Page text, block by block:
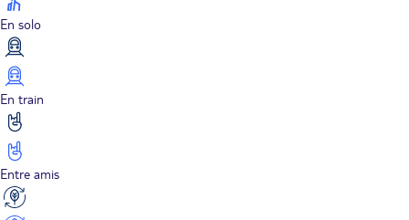
En solo
En train
Entre amis